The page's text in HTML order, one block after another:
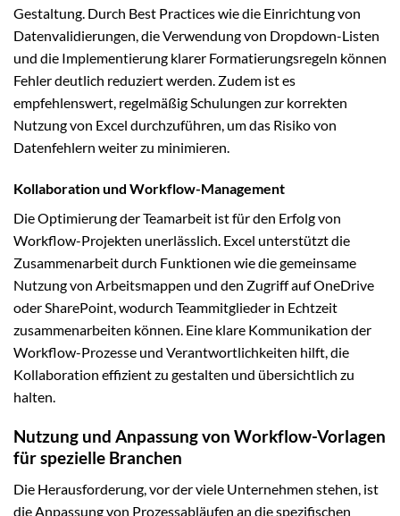
Gestaltung. Durch Best Practices wie die Einrichtung von
Datenvalidierungen, die Verwendung von Dropdown-Listen
und die Implementierung klarer Formatierungsregeln können
Fehler deutlich reduziert werden. Zudem ist es
empfehlenswert, regelmäßig Schulungen zur korrekten
Nutzung von Excel durchzuführen, um das Risiko von
Datenfehlern weiter zu minimieren.
Kollaboration und Workflow-Management
Die Optimierung der Teamarbeit ist für den Erfolg von
Workflow-Projekten unerlässlich. Excel unterstützt die
Zusammenarbeit durch Funktionen wie die gemeinsame
Nutzung von Arbeitsmappen und den Zugriff auf OneDrive
oder SharePoint, wodurch Teammitglieder in Echtzeit
zusammenarbeiten können. Eine klare Kommunikation der
Workflow-Prozesse und Verantwortlichkeiten hilft, die
Kollaboration effizient zu gestalten und übersichtlich zu
halten.
Nutzung und Anpassung von Workflow-Vorlagen
für spezielle Branchen
Die Herausforderung, vor der viele Unternehmen stehen, ist
die Anpassung von Prozessabläufen an die spezifischen